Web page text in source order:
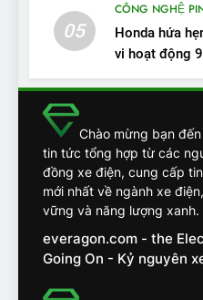
ĐÁNH
đối
VF8
ĐÁNH
14
như
ĐÁNH
05
CÔNG NGHỆ
Honda hứa
vi hoạt động
Chào mừng bạn
tin tức tổng hợp từ các
đồng xe điện, cung cấp
mới nhất về ngành xe
vững và năng lượng xanh.
everagon.com - the
Going On - Kỷ nguyên